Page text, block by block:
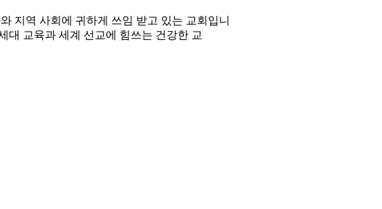
지역 사회에 귀하게 쓰임 받고 있는 교회입니
대 교육과 세계 선교에 힘쓰는 건강한 교